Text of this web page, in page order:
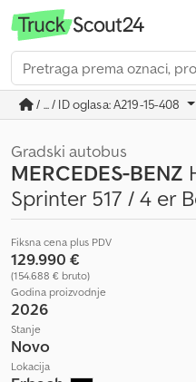
/ ... / ID oglasa: A219-15-408
Gradski autobus
MERCEDES-BENZ
Sprinter 517 / 4 er
Fiksna cena plus PDV
129.990 €
(154.688 € bruto)
Godina proizvodnje
2026
Stanje
Novo
Lokacija